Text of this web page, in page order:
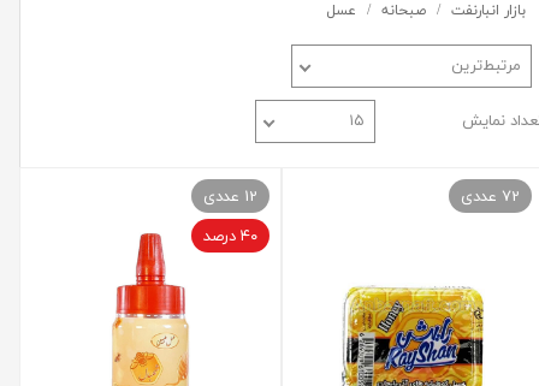
بازار انبارنفت صبحانه عسل
مرتبط‌ترین
نمایش ۱۵
72 عددی
12 عددی
۴۰ درصد